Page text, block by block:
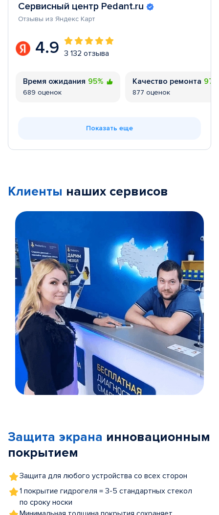
Сервисный центр Pedant.ru
Отзывы из Яндекс Карт
4.9 3 132 отзыва
Время ожидания 95%
689 оценок
Качество ремонта
877 оценок
Показать еще
Клиенты наших сервисов
5
Защита экрана инновационным
покрытием
Защита для любого устройства со всех сторон
1 покрытие гидрогеля = 3-5 стандартных стекол
по сроку носки